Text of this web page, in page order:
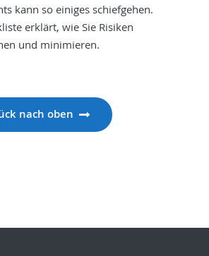
kann so einiges schiefgehen.
erklärt, wie Sie Risiken
und minimieren.
nach oben